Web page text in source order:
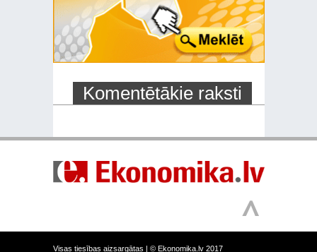
Komentētākie raksti
Visas tiesības aizsargātas | © Ekonomika.lv 2017